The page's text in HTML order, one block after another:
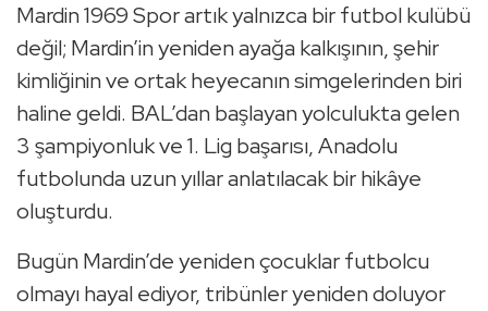
Mardin 1969 Spor artık yalnızca bir futbol kulübü
değil; Mardin’in yeniden ayağa kalkışının, şehir
kimliğinin ve ortak heyecanın simgelerinden biri
haline geldi. BAL’dan başlayan yolculukta gelen
3 şampiyonluk ve 1. Lig başarısı, Anadolu
futbolunda uzun yıllar anlatılacak bir hikâye
oluşturdu.
Bugün Mardin’de yeniden çocuklar futbolcu
olmayı hayal ediyor, tribünler yeniden doluyor